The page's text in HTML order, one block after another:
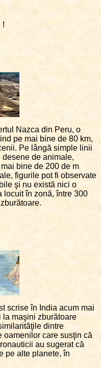
!
Nazca din Peru, o
pe mai bine de 80 km,
Pe lângă simple linii
de animale,
bine de 200 de m
figurile pot fi observate
şi nu există nici o
locuit în zonă, între 300
scrise în India acum mai
la maşini zburătoare
dintre
care susţin că
au sugerat că
pe alte planete, în